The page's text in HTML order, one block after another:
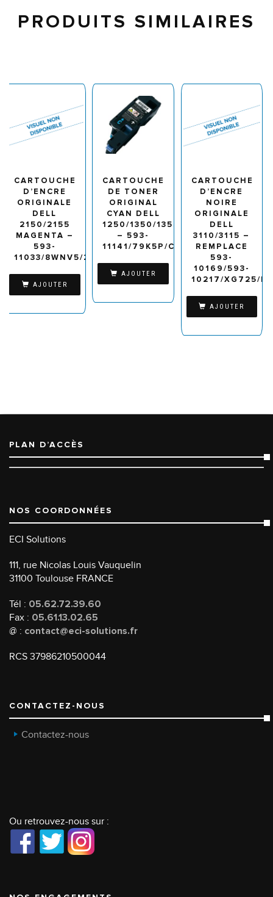
PRODUITS SIMILAIRES
CARTOUCHE
D’ENCRE
ORIGINALE
DELL
2150/2155
MAGENTA –
593-
11033/8WNV5/2Y3CM
AJOUTER
CARTOUCHE
DE TONER
ORIGINAL
CYAN DELL
1250/1350/1355/C1760
– 593-
11141/79K5P/C5GC3
AJOUTER
CARTOUCHE
D’ENCRE
NOIRE
ORIGINALE
DELL
3110/3115 –
REMPLACE
593-
10169/593-
10217/XG725/
AJOUTER
PLAN D’ACCÈS
NOS COORDONNÉES
ECI Solutions
111, rue Nicolas Louis Vauquelin
31100 Toulouse FRANCE
Tél : 05.62.72.39.60
Fax : 05.61.13.02.65
@ : contact@eci-solutions.fr
RCS 37986210500044
CONTACTEZ-NOUS
Contactez-nous
Ou retrouvez-nous sur :